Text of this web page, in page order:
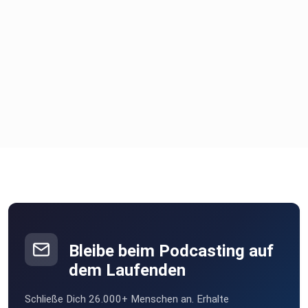
Youtube: https://www.youtube.com/@PodcastNaehrwert
Bleibe beim Podcasting auf
dem Laufenden
Schließe Dich 26.000+ Menschen an. Erhalte